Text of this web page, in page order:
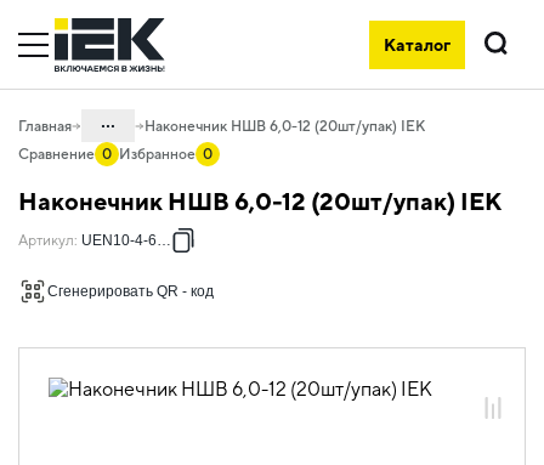
Каталог
Поиск
Главная ...
инструменты
08.01 Наконечники, гильзы,
08.01.01 Наконечники, клеммы и
08.01.01.05 Неизолированные
Наконечник НШВ 6,0-12 (20шт/упак) IEK
Сравнение 0 Избранное 0
Наконечник НШВ 6,0-12 (20шт/упак) IEK
Артикул: UEN10-4-6012
Сгенерировать QR - код